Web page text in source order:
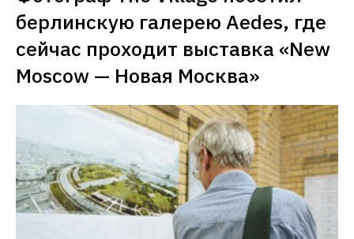
берлинскую галерею Aedes, где
сейчас проходит выставка «New
Moscow — Новая Москва»